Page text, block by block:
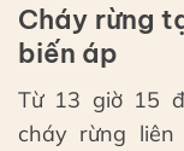
Cháy rừng
biến áp
Từ 13 giờ 15
cháy rừng